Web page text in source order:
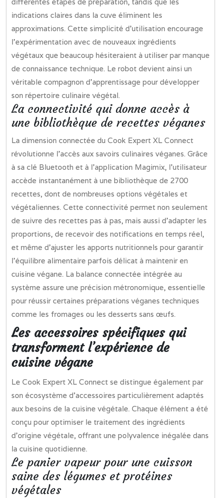
indications claires dans la cuve éliminent les
approximations. Cette simplicité d’utilisation encourage
l’expérimentation avec de nouveaux ingrédients
végétaux que beaucoup hésiteraient à utiliser par manque
de connaissance technique. Le robot devient ainsi un
véritable compagnon d’apprentissage pour développer
son répertoire culinaire végétal.
La connectivité qui donne accès à
une bibliothèque de recettes véganes
La dimension connectée du Cook Expert XL Connect
révolutionne l’accès aux savoirs culinaires véganes. Grâce
à sa clé Bluetooth et à l’application Magimix, l’utilisateur
accède instantanément à une bibliothèque de 2700
recettes, dont de nombreuses options végétales et
végétaliennes. Cette connectivité permet non seulement
de suivre des recettes pas à pas, mais aussi d’adapter les
proportions, de recevoir des notifications en temps réel,
et même d’ajuster les apports nutritionnels pour garantir
l’équilibre alimentaire parfois délicat à maintenir en
cuisine végane. La balance connectée intégrée au
système assure une précision métronomique, essentielle
pour réussir certaines préparations véganes techniques
comme les fromages ou les desserts sans œufs.
Les accessoires spécifiques qui
transforment l’expérience de
cuisine végane
Le Cook Expert XL Connect se distingue également par
son écosystème d’accessoires particulièrement adaptés
aux besoins de la cuisine végétale. Chaque élément a été
conçu pour optimiser le traitement des ingrédients
d’origine végétale, offrant une polyvalence inégalée dans
la cuisine quotidienne.
Le panier vapeur pour une cuisson
saine des légumes et protéines
végétales